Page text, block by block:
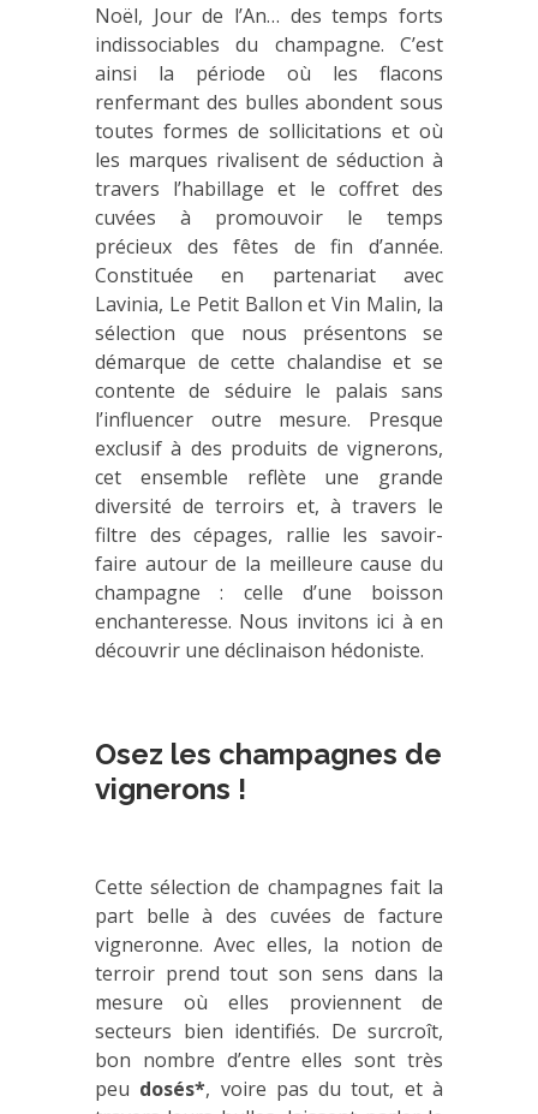
Noël, Jour de l’An… des temps forts
indissociables du champagne. C’est
ainsi la période où les flacons
renfermant des bulles abondent sous
toutes formes de sollicitations et où
les marques rivalisent de séduction à
travers l’habillage et le coffret des
cuvées à promouvoir le temps
précieux des fêtes de fin d’année.
Constituée en partenariat avec
Lavinia, Le Petit Ballon et Vin Malin, la
sélection que nous présentons se
démarque de cette chalandise et se
contente de séduire le palais sans
l’influencer outre mesure. Presque
exclusif à des produits de vignerons,
cet ensemble reflète une grande
diversité de terroirs et, à travers le
filtre des cépages, rallie les savoir-
faire autour de la meilleure cause du
champagne : celle d’une boisson
enchanteresse. Nous invitons ici à en
découvrir une déclinaison hédoniste.
Osez les champagnes de
vignerons !
Cette sélection de champagnes fait la
part belle à des cuvées de facture
vigneronne. Avec elles, la notion de
terroir prend tout son sens dans la
mesure où elles proviennent de
secteurs bien identifiés. De surcroît,
bon nombre d’entre elles sont très
peu dosés*, voire pas du tout, et à